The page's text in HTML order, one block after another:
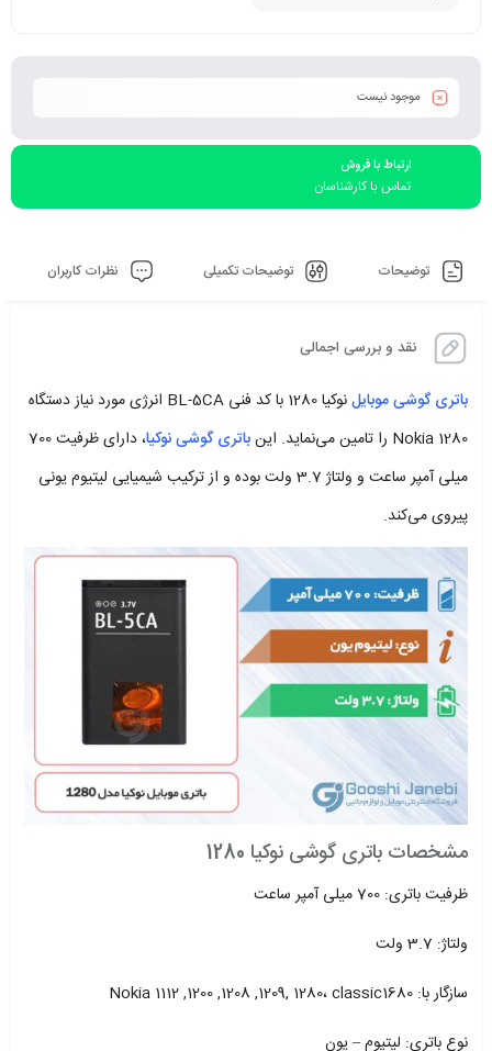
موجود نیست
ارتباط با فروش
تماس با کارشناسان
توضیحات توضیحات تکمیلی نظرات کاربران
نقد و بررسی اجمالی
باتری گوشی موبایل
نوکیا 1280 با کد فنی BL-5CA انرژی مورد نیاز دستگاه
Nokia 1280 را تامین می‌نماید. این
باتری گوشی نوکیا
، دارای ظرفیت 700
میلی آمپر ساعت و ولتاژ 3.7 ولت بوده و از ترکیب شیمیایی لیتیوم یونی
پیروی می‌کند.
مشخصات باتری گوشی نوکیا 1280
ظرفیت باتری: 700 میلی آمپر ساعت
ولتاژ: 3.7 ولت
سازگار با: Nokia 1112 ,1200 ,1208 ,1209, 1280، classic1680
نوع باتری: لیتیوم – یون